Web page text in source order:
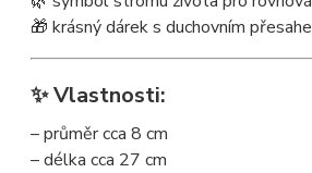
🎁 krásný dárek s duchovním
✨ Vlastnosti:
– průměr cca 8 cm
– délka cca 27 cm